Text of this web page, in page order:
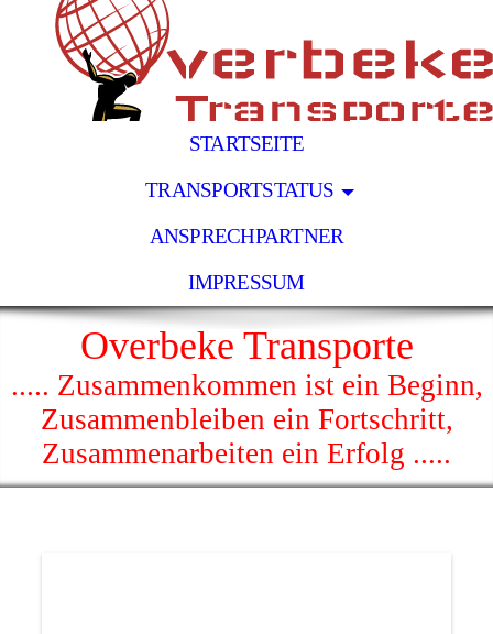
STARTSEITE
TRANSPORTSTATUS
ANSPRECHPARTNER
IMPRESSUM
Overbeke Transporte
..... Zusammenkommen ist ein Beginn,
Zusammenbleiben ein Fortschritt,
Zusammenarbeiten ein Erfolg .....